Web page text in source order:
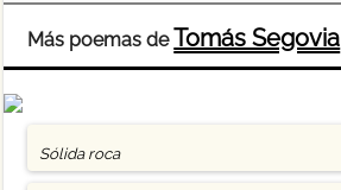
Más poemas deTomás Segovia
Sólida roca